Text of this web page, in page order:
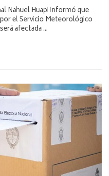
Nahuel Huapi informó que
el Servicio Meteorológico
afectada ...